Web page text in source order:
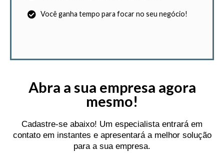
Você ganha tempo para focar no seu negócio!
Abra a sua empresa agora
mesmo!
Cadastre-se abaixo! Um especialista entrará em
contato em instantes e apresentará a melhor solução
para a sua empresa.